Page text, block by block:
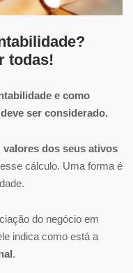
todas!
e como
ser considerado.
valores dos seus ativos
cálculo. Uma forma é
do negócio em
indica como está a
.